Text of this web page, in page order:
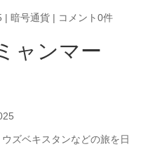
| 暗号通貨| コメント0件
ャンマー
ズベキスタンなどの旅を日